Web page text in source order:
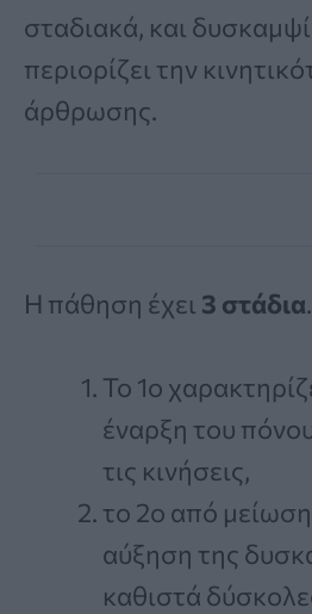
σταδιακά, και
περιορίζει την
άρθρωσης.
Η πάθηση έχει 3 στάδια.
Το 1ο
έναρξη του
τις κινήσεις,
το 2ο από
αύξηση της
καθιστά